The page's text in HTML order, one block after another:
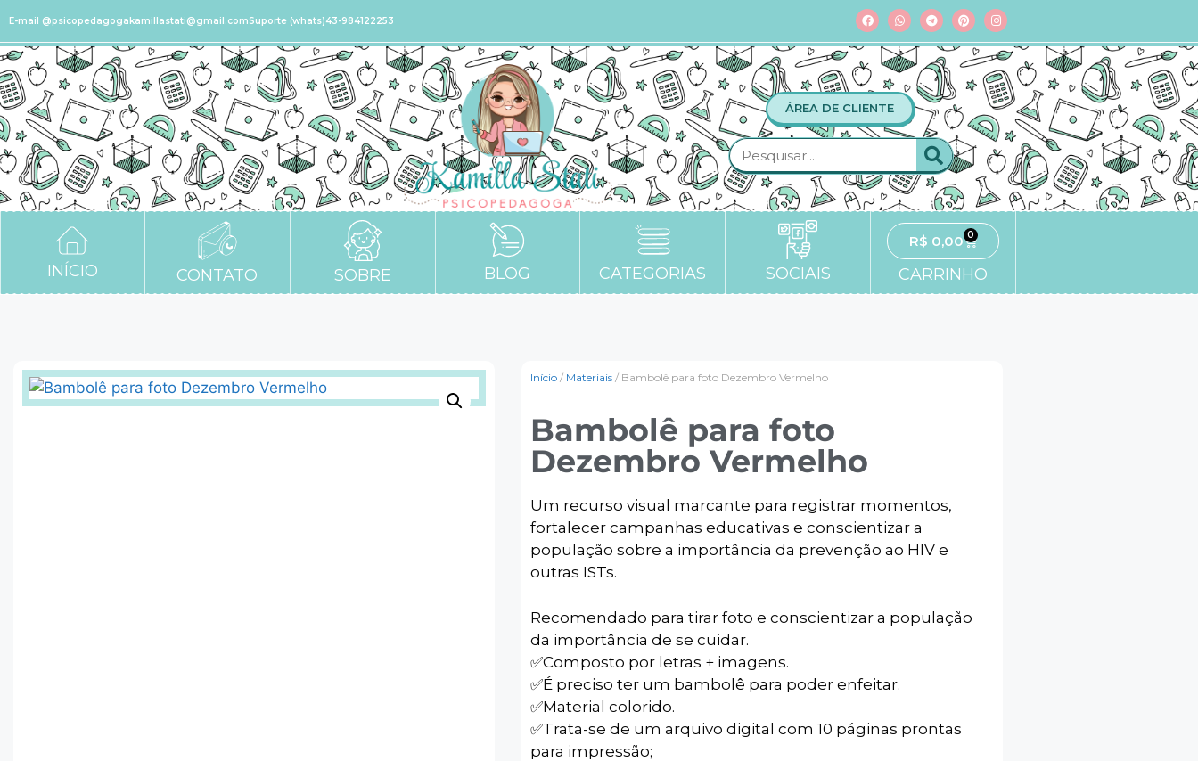
E-mail @psicopedagogakamillastati@gmail.comSuporte (whats)43-984122253
ÁREA DE CLIENTE
INÍCIO CONTATO SOBRE BLOG CATEGORIAS SOCIAIS
R$ 0,00 0
CARRINHO
Início / Materiais / Bambolê para foto Dezembro Vermelho
Bambolê para foto
Dezembro Vermelho
Um recurso visual marcante para registrar momentos,
fortalecer campanhas educativas e conscientizar a
população sobre a importância da prevenção ao HIV e
outras ISTs.
Recomendado para tirar foto e conscientizar a população
da importância de se cuidar.
✅️Composto por letras + imagens.
✅️É preciso ter um bambolê para poder enfeitar.
✅️Material colorido.
✅️Trata-se de um arquivo digital com 10 páginas prontas
para impressão;